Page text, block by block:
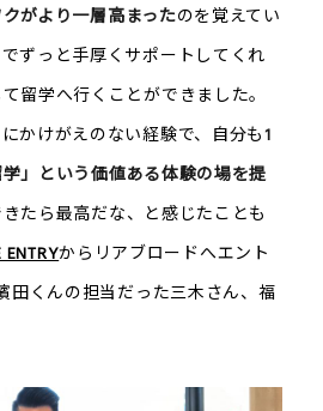
がより一層高まったのを覚えてい
ずっと手厚くサポートしてくれ
留学へ行くことができました。
かけがえのない経験で、自分も1
」という価値ある体験の場を提
たら最高だな、と感じたことも
ENTRYからリアブロードへエント
田くんの担当だった三木さん、福